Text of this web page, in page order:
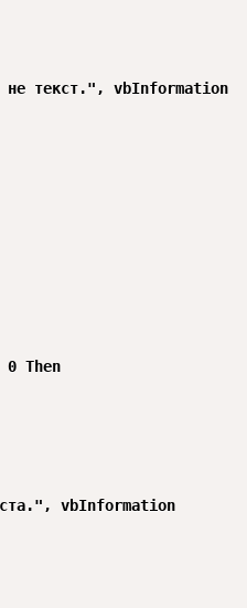
текст.", vbInformation
0 Then
vbInformation